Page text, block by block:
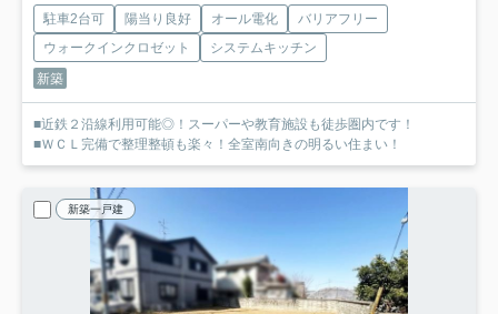
駐車2台可 陽当り良好 オール電化
バリアフリー
ウォークインクロゼット
システムキッチン
新築
■近鉄２沿線利用可能◎！スーパーや教育施設も徒歩圏内です！
■ＷＣＬ完備で整理整頓も楽々！全室南向きの明るい住まい！
新築一戸建